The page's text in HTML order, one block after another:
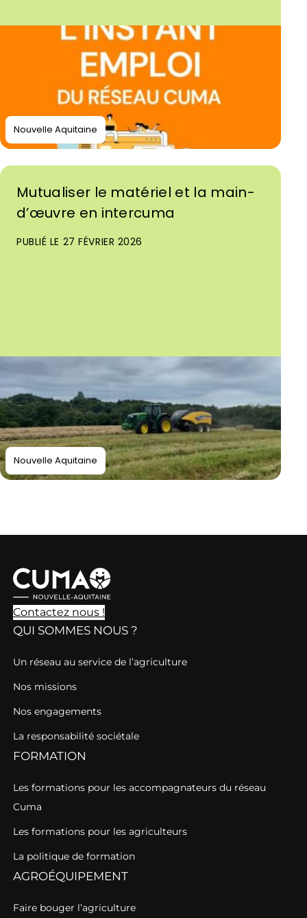
Nouvelle Aquitaine
Mutualiser le matériel et la main-
d’œuvre en intercuma
PUBLIÉ LE 27 FÉVRIER 2026
Nouvelle Aquitaine
Contactez nous !
QUI SOMMES NOUS ?
Un réseau au service de l’agriculture
Nos missions
Nos engagements
La responsabilité sociétale
FORMATION
Les formations pour les accompagnateurs du réseau
Cuma
Les formations pour les agriculteurs
La politique de formation
AGROÉQUIPEMENT
Faire bouger l’agriculture